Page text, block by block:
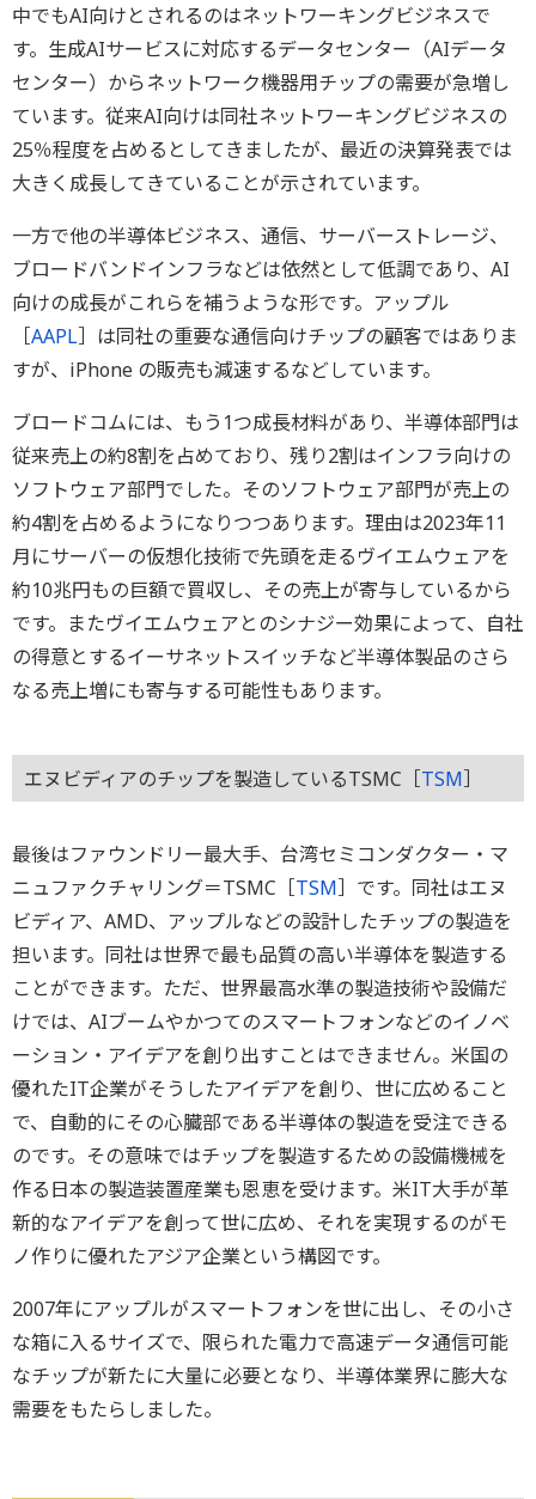
中でもAI向けとされるのはネットワーキングビジネスで
す。生成AIサービスに対応するデータセンター（AIデータ
センター）からネットワーク機器用チップの需要が急増し
ています。従来AI向けは同社ネットワーキングビジネスの
25％程度を占めるとしてきましたが、最近の決算発表では
大きく成長してきていることが示されています。
一方で他の半導体ビジネス、通信、サーバーストレージ、
ブロードバンドインフラなどは依然として低調であり、AI
向けの成長がこれらを補うような形です。アップル
［AAPL］は同社の重要な通信向けチップの顧客ではありま
すが、iPhone の販売も減速するなどしています。
ブロードコムには、もう1つ成長材料があり、半導体部門は
従来売上の約8割を占めており、残り2割はインフラ向けの
ソフトウェア部門でした。そのソフトウェア部門が売上の
約4割を占めるようになりつつあります。理由は2023年11
月にサーバーの仮想化技術で先頭を走るヴイエムウェアを
約10兆円もの巨額で買収し、その売上が寄与しているから
です。またヴイエムウェアとのシナジー効果によって、自社
の得意とするイーサネットスイッチなど半導体製品のさら
なる売上増にも寄与する可能性もあります。
エヌビディアのチップを製造しているTSMC［TSM］
最後はファウンドリー最大手、台湾セミコンダクター・マ
ニュファクチャリング＝TSMC［TSM］です。同社はエヌ
ビディア、AMD、アップルなどの設計したチップの製造を
担います。同社は世界で最も品質の高い半導体を製造する
ことができます。ただ、世界最高水準の製造技術や設備だ
けでは、AIブームやかつてのスマートフォンなどのイノベ
ーション・アイデアを創り出すことはできません。米国の
優れたIT企業がそうしたアイデアを創り、世に広めること
で、自動的にその心臓部である半導体の製造を受注できる
のです。その意味ではチップを製造するための設備機械を
作る日本の製造装置産業も恩恵を受けます。米IT大手が革
新的なアイデアを創って世に広め、それを実現するのがモ
ノ作りに優れたアジア企業という構図です。
2007年にアップルがスマートフォンを世に出し、その小さ
な箱に入るサイズで、限られた電力で高速データ通信可能
なチップが新たに大量に必要となり、半導体業界に膨大な
需要をもたらしました。